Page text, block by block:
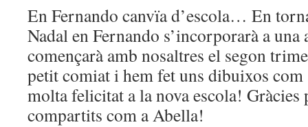
En Fernando canvïa d’escola… En
Nadal en Fernando s’incorporarà a una
començarà amb nosaltres el segon
petit comiat i hem fet uns dibuixos
molta felicitat a la nova escola! Gràcies
compartits com a Abella!